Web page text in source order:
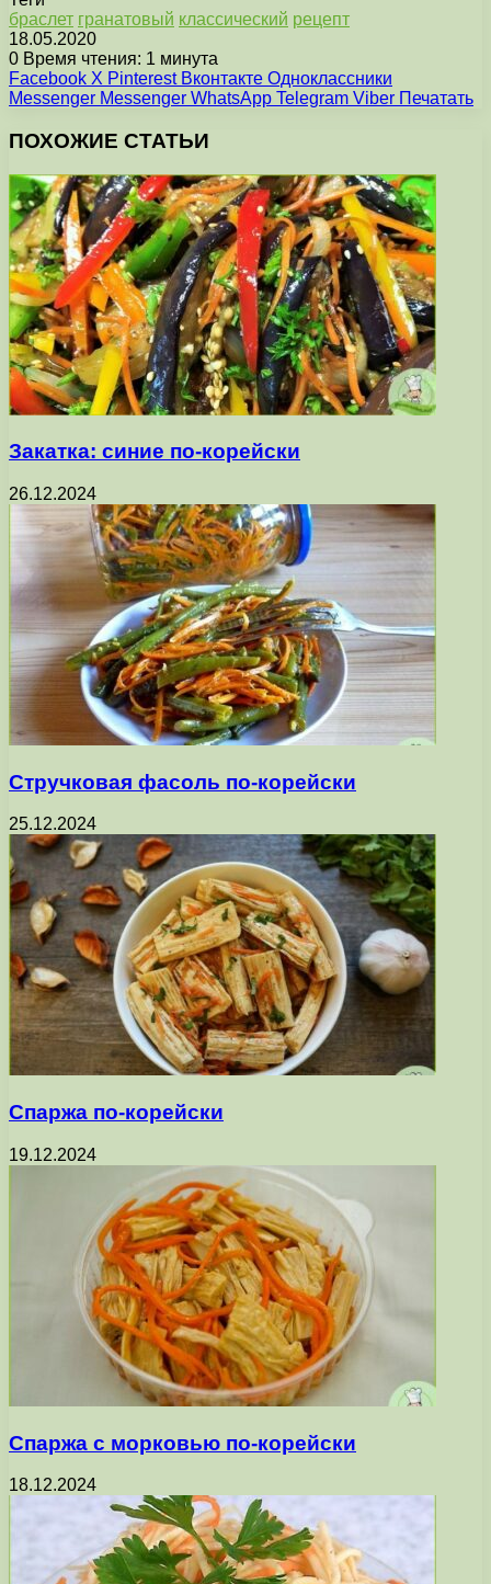
браслет гранатовый классический рецепт
18.05.2020
0 Время чтения: 1 минута
Facebook X Pinterest Вконтакте Одноклассники
Messenger Messenger WhatsApp Telegram Viber Печатать
ПОХОЖИЕ СТАТЬИ
Закатка: синие по-корейски
26.12.2024
Стручковая фасоль по-корейски
25.12.2024
Спаржа по-корейски
19.12.2024
Спаржа с морковью по-корейски
18.12.2024